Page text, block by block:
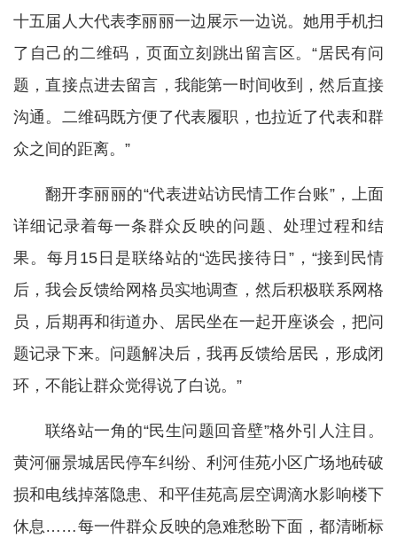
十五届人大代表李丽丽一边展示一边说。她用手机扫
了自己的二维码，页面立刻跳出留言区。“居民有问
题，直接点进去留言，我能第一时间收到，然后直接
沟通。二维码既方便了代表履职，也拉近了代表和群
众之间的距离。”
翻开李丽丽的“代表进站访民情工作台账”，上面
详细记录着每一条群众反映的问题、处理过程和结
果。每月15日是联络站的“选民接待日”，“接到民情
后，我会反馈给网格员实地调查，然后积极联系网格
员，后期再和街道办、居民坐在一起开座谈会，把问
题记录下来。问题解决后，我再反馈给居民，形成闭
环，不能让群众觉得说了白说。”
联络站一角的“民生问题回音壁”格外引人注目。
黄河俪景城居民停车纠纷、利河佳苑小区广场地砖破
损和电线掉落隐患、和平佳苑高层空调滴水影响楼下
休息……每一件群众反映的急难愁盼下面，都清晰标